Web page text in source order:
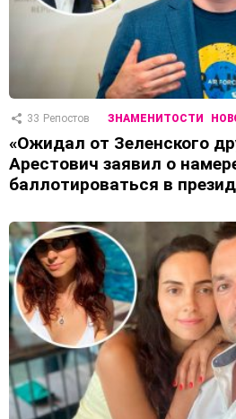
33 Репостов ЗНАМЕНИТОСТИ
«Ожидал от Зеленского
Арестович заявил о
баллотироваться в